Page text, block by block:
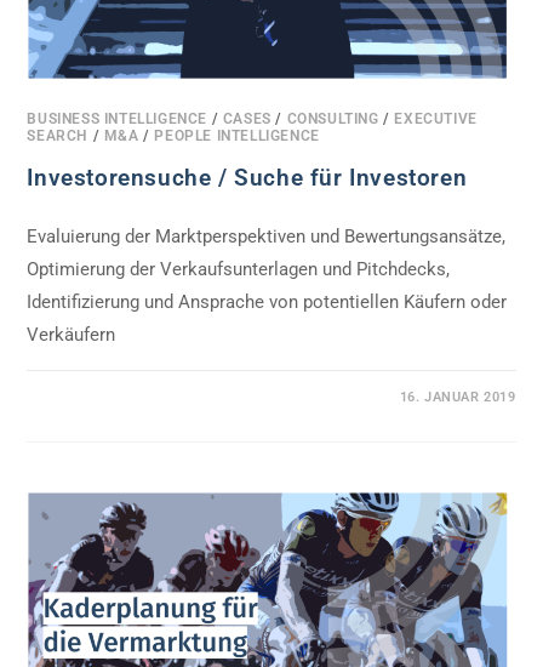
BUSINESS INTELLIGENCE / CASES / CONSULTING / EXECUTIVE
SEARCH / M&A / PEOPLE INTELLIGENCE
Investorensuche / Suche für Investoren
Evaluierung der Marktperspektiven und Bewertungsansätze,
Optimierung der Verkaufsunterlagen und Pitchdecks,
Identifizierung und Ansprache von potentiellen Käufern oder
Verkäufern
16. JANUAR 2019